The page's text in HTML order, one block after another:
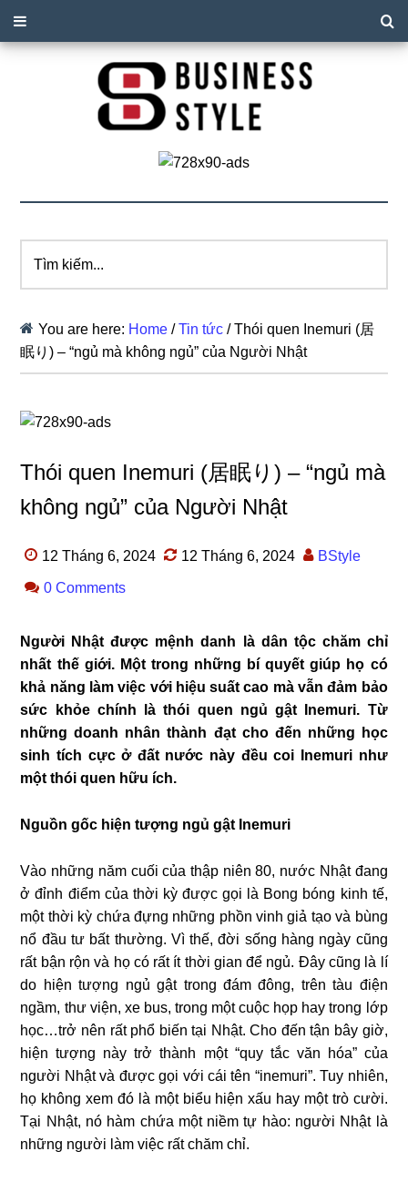
kiếm...
You are here: Home / Tin tức /Thói quen Inemuri (居
眠り) – “ngủ mà không ngủ” của Người Nhật
Thói quen Inemuri (居眠り) – “ngủ mà
không ngủ” của Người Nhật
12 Tháng 6, 2024 12 Tháng 6, 2024 BStyle
0 Comments
Người Nhật được mệnh danh là dân tộc chăm chỉ
nhất thế giới. Một trong những bí quyết giúp họ có
khả năng làm việc với hiệu suất cao mà vẫn đảm bảo
sức khỏe chính là thói quen ngủ gật Inemuri. Từ
những doanh nhân thành đạt cho đến những học
sinh tích cực ở đất nước này đều coi Inemuri như
một thói quen hữu ích.
Nguồn gốc hiện tượng ngủ gật Inemuri
Vào những năm cuối của thập niên 80, nước Nhật đang
ở đỉnh điểm của thời kỳ được gọi là Bong bóng kinh tế,
một thời kỳ chứa đựng những phồn vinh giả tạo và bùng
nổ đầu tư bất thường. Vì thế, đời sống hàng ngày cũng
rất bận rộn và họ có rất ít thời gian để ngủ. Đây cũng là lí
do hiện tượng ngủ gật trong đám đông, trên tàu điện
ngầm, thư viện, xe bus, trong một cuộc họp hay trong lớp
học…trở nên rất phổ biến tại Nhật. Cho đến tận bây giờ,
hiện tượng này trở thành một “quy tắc văn hóa” của
người Nhật và được gọi với cái tên “inemuri”. Tuy nhiên,
họ không xem đó là một biểu hiện xấu hay một trò cười.
Tại Nhật, nó hàm chứa một niềm tự hào: người Nhật là
những người làm việc rất chăm chỉ.